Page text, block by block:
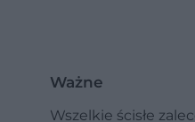
Ważne
Wszelkie ścisłe